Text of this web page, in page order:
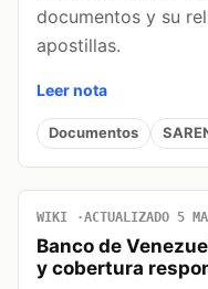
documentos y su
apostillas.
Leer nota
Documentos
WIKI ACTUALIZADO 5
Banco de
y cobertura